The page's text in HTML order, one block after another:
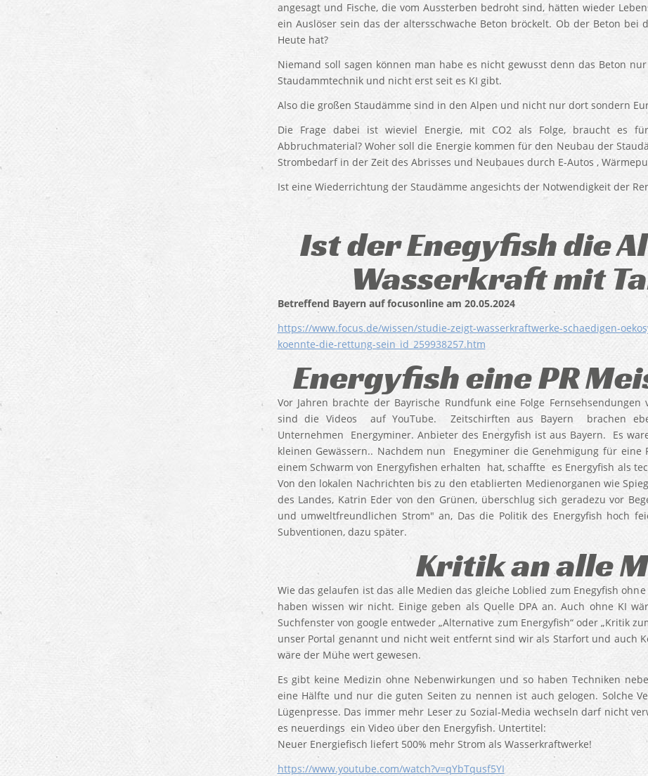
angesagt und Fische, die vom Aussterben bedroht sind, hätten wieder
ein Auslöser sein das der altersschwache Beton bröckelt. Ob der Beton
Heute hat?
Niemand soll sagen können man habe es nicht gewusst denn das Beton
Staudammtechnik und nicht erst seit es KI gibt.
Also die großen Staudämme sind in den Alpen und nicht nur dort sondern
Die Frage dabei ist wieviel Energie, mit CO2 als Folge, braucht es
Abbruchmaterial? Woher soll die Energie kommen für den Neubau der
Strombedarf in der Zeit des Abrisses und Neubaues durch E-Autos ,
Ist eine Wiederrichtung der Staudämme angesichts der Notwendigkeit der
Ist der Enegyfish die
Wasserkraft mit
Betreffend Bayern auf focusonline am 20.05.2024
https://www.focus.de/wissen/studie-zeigt-wasserkraftwerke-schaedigen-
koennte-die-rettung-sein_id_259938257.htm
Energyfish eine PR
Vor Jahren brachte der Bayrische Rundfunk eine Folge
sind die Videos auf YouTube. Zeitschirften aus Bayern brachen
Unternehmen Energyminer. Anbieter des Energyfish ist aus Bayern. Es
kleinen Gewässern.. Nachdem nun Enegyminer die Genehmigung für
einem Schwarm von Energyfishen erhalten hat, schaffte es Energyfish als
Von den lokalen Nachrichten bis zu den etablierten Medienorganen wie
des Landes, Katrin Eder von den Grünen, überschlug sich geradezu vor
und umweltfreundlichen Strom" an, Das die Politik des Energyfish hoch
Subventionen, dazu später.
Kritik an alle
Wie das gelaufen ist das alle Medien das gleiche Loblied zum Enegyfish
haben wissen wir nicht. Einige geben als Quelle DPA an. Auch ohne KI
Suchfenster von google entweder „Alternative zum Energyfish“ oder „Kritik
unser Portal genannt und nicht weit entfernt sind wir als Starfort und auch
wäre der Mühe wert gewesen.
Es gibt keine Medizin ohne Nebenwirkungen und so haben Techniken
eine Hälfte und nur die guten Seiten zu nennen ist auch gelogen. Solche
Lügenpresse. Das immer mehr Leser zu Sozial-Media wechseln darf nicht
es neuerdings ein Video über den Energyfish. Untertitel:
Neuer Energiefisch liefert 500% mehr Strom als Wasserkraftwerke!
https://www.youtube.com/watch?v=qYbTqusf5YI